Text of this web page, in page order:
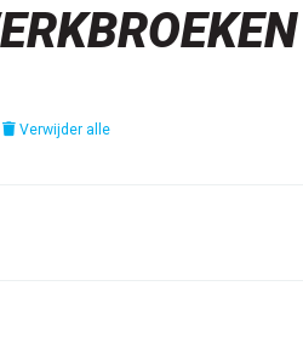
Verwijder alle